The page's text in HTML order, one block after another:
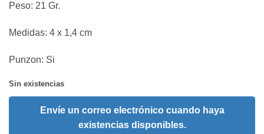
Peso: 21 Gr.
Medidas: 4 x 1,4 cm
Punzon: Si
Sin existencias
Envíe un correo electrónico cuando haya
existencias disponibles.